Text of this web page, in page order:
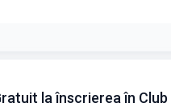
la înscrierea în Club